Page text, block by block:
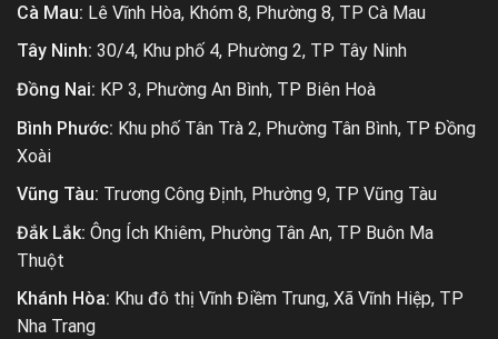
Cà Mau: Lê Vĩnh Hòa, Khóm 8, Phường 8, TP Cà Mau
Tây Ninh: 30/4, Khu phố 4, Phường 2, TP Tây Ninh
Đồng Nai: KP 3, Phường An Bình, TP Biên Hoà
Bình Phước: Khu phố Tân Trà 2, Phường Tân Bình, TP Đồng
Xoài
Vũng Tàu: Trương Công Định, Phường 9, TP Vũng Tàu
Đắk Lắk: Ông Ích Khiêm, Phường Tân An, TP Buôn Ma
Thuột
Khánh Hòa: Khu đô thị Vĩnh Điềm Trung, Xã Vĩnh Hiệp, TP
Nha Trang